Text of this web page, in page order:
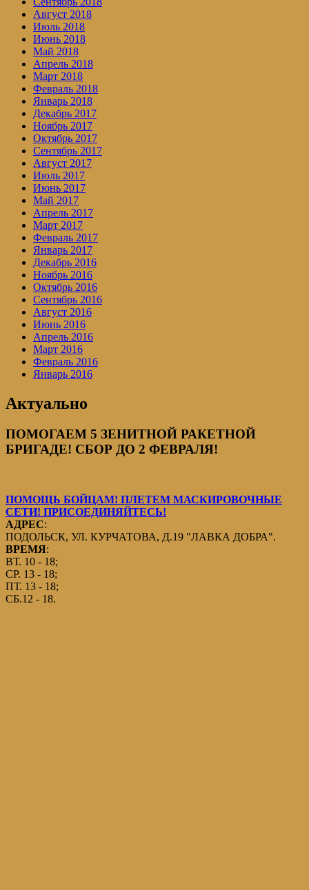
Август 2018
Июль 2018
Июнь 2018
Май 2018
Апрель 2018
Март 2018
Февраль 2018
Январь 2018
Декабрь 2017
Ноябрь 2017
Октябрь 2017
Сентябрь 2017
Август 2017
Июль 2017
Июнь 2017
Май 2017
Апрель 2017
Март 2017
Февраль 2017
Январь 2017
Декабрь 2016
Ноябрь 2016
Октябрь 2016
Сентябрь 2016
Август 2016
Июнь 2016
Апрель 2016
Март 2016
Февраль 2016
Январь 2016
Актуально
ПОМОГАЕМ 5 ЗЕНИТНОЙ РАКЕТНОЙ
БРИГАДЕ! СБОР ДО 2 ФЕВРАЛЯ!
ПОМОЩЬ БОЙЦАМ! ПЛЕТЕМ МАСКИРОВОЧНЫЕ
СЕТИ! ПРИСОЕДИНЯЙТЕСЬ!
АДРЕС:
ПОДОЛЬСК, УЛ. КУРЧАТОВА, Д.19 "ЛАВКА ДОБРА".
ВРЕМЯ:
ВТ. 10 - 18;
СР. 13 - 18;
ПТ. 13 - 18;
СБ.12 - 18.